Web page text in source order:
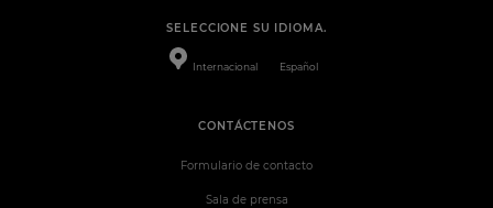
SELECCIONE SU IDIOMA.
Internacional Español
CONTÁCTENOS
Formulario de contacto
Sala de prensa